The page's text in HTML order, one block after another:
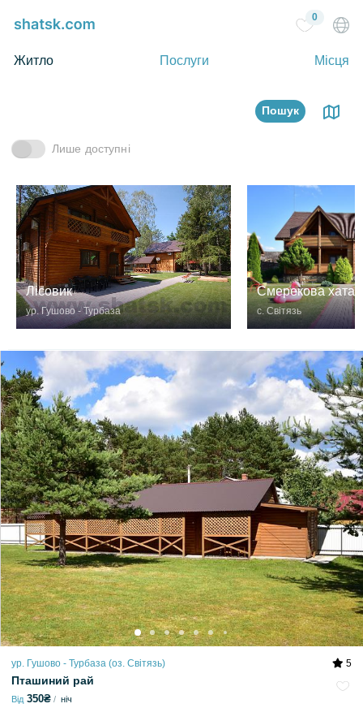
Житло Послуги Місця
0
Пошук
Лише доступні
Лісовик
ур. Гушово - Турбаза
Смерекова хата
с. Світязь
ур. Гушово - Турбаза (оз. Світязь) 5
Пташиний рай
Від 350₴ ніч